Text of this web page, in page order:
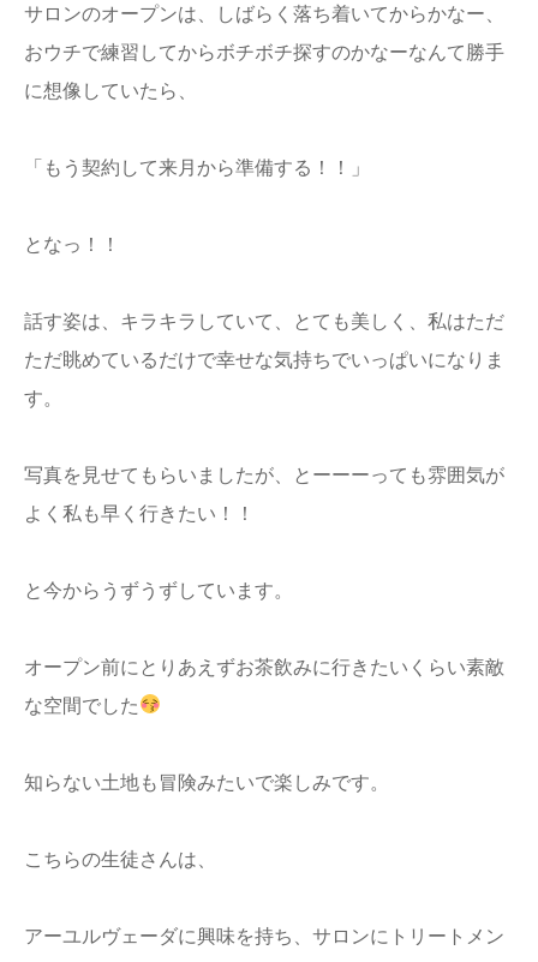
サロンのオープンは、しばらく落ち着いてからかなー、
おウチで練習してからボチボチ探すのかなーなんて勝手
に想像していたら、
「もう契約して来月から準備する！！」
となっ！！
話す姿は、キラキラしていて、とても美しく、私はただ
ただ眺めているだけで幸せな気持ちでいっぱいになりま
す。
写真を見せてもらいましたが、とーーーっても雰囲気が
よく私も早く行きたい！！
と今からうずうずしています。
オープン前にとりあえずお茶飲みに行きたいくらい素敵
な空間でした
知らない土地も冒険みたいで楽しみです。
こちらの生徒さんは、
アーユルヴェーダに興味を持ち、サロンにトリートメン